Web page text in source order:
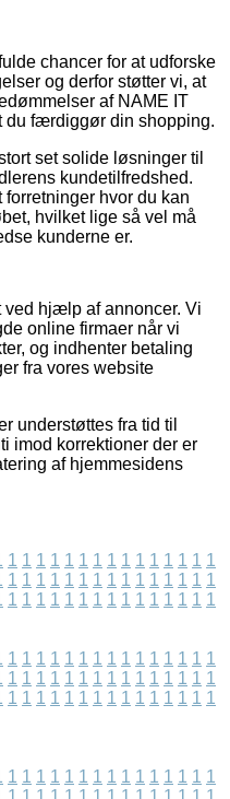
chancer for at udforske
og derfor støtter vi, at
af NAME IT
du færdiggør din shopping.
set solide løsninger til
kundetilfredshed.
hvor du kan
hvilket lige så vel må
kunderne er.
ved hjælp af annoncer. Vi
online firmaer når vi
og indhenter betaling
fra vores website
understøttes fra tid til
imod korrektioner der er
af hjemmesidens
1 1 1 1 1 1 1 1 1 1 1 1 1 1 1
1 1 1 1 1 1 1 1 1 1 1 1 1 1 1
1 1 1 1 1 1 1 1 1 1 1 1 1 1 1
1 1 1 1 1 1 1 1 1 1 1 1 1 1 1
1 1 1 1 1 1 1 1 1 1 1 1 1 1 1
1 1 1 1 1 1 1 1 1 1 1 1 1 1 1
1 1 1 1 1 1 1 1 1 1 1 1 1 1 1